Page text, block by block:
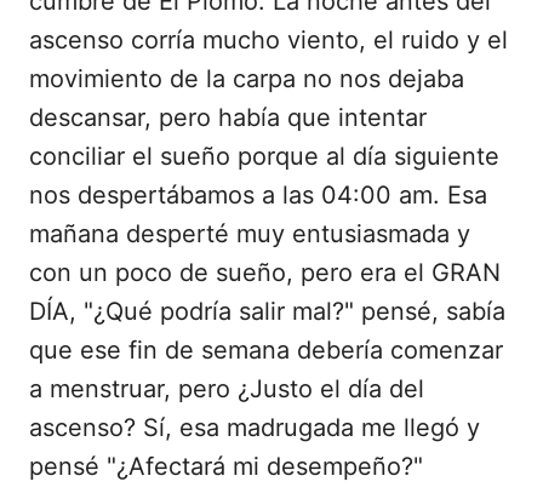
ascenso corría mucho viento, el ruido y el
movimiento de la carpa no nos dejaba
descansar, pero había que intentar
conciliar el sueño porque al día siguiente
nos despertábamos a las 04:00 am. Esa
mañana desperté muy entusiasmada y
con un poco de sueño, pero era el GRAN
DÍA, "¿Qué podría salir mal?" pensé, sabía
que ese fin de semana debería comenzar
a menstruar, pero ¿Justo el día del
ascenso? Sí, esa madrugada me llegó y
pensé "¿Afectará mi desempeño?"